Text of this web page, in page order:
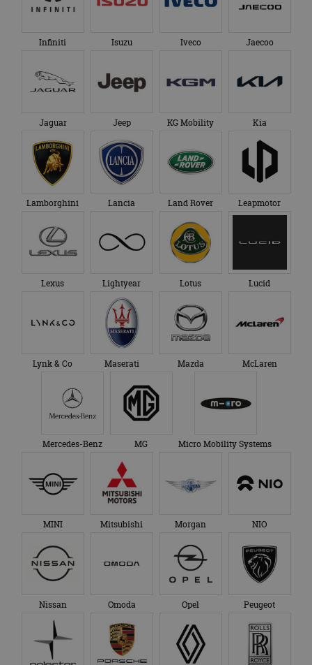
Infiniti Isuzu Iveco Jaecoo
Jaguar Jeep KG Mobility Kia
Lamborghini Lancia Land Rover Leapmotor
Lexus Lightyear Lotus Lucid
Lynk & Co Maserati Mazda McLaren
Mercedes-Benz MG Micro Mobility Systems
MINI Mitsubishi Morgan NIO
Nissan Omoda Opel Peugeot